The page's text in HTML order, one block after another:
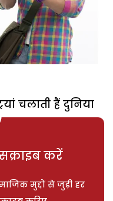
चलाती हैं दुनिया
करें
मुद्दों से जुड़ी हर